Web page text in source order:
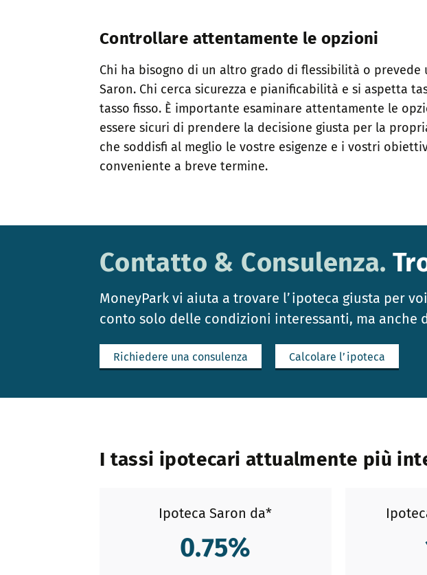
Controllare attentamente le opzioni
Chi ha bisogno di un altro grado di flessibilità o
Saron. Chi cerca sicurezza e pianificabilità e si aspetta
tasso fisso. È importante esaminare attentamente le
essere sicuri di prendere la decisione giusta per la
che soddisfi al meglio le vostre esigenze e i vostri
conveniente a breve termine.
Contatto & Consulenza.
MoneyPark vi aiuta a trovare l’ipoteca giusta per
conto solo delle condizioni interessanti, ma anche
Richiedere una consulenza Calcolare l’ipoteca
I tassi ipotecari attualmente più
Ipoteca Saron da*
0.75%